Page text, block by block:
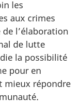
les
aux crimes
l’élaboration
de lutte
la possibilité
pour en
mieux répondre